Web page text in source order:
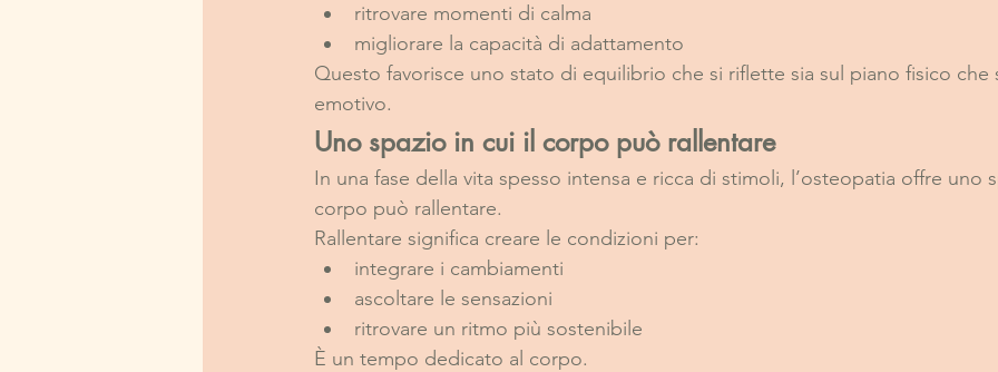
ritrovare momenti di calma
migliorare la capacità di adattamento
Questo favorisce uno stato di equilibrio che si riflette sia sul piano fisico che
emotivo.
Uno spazio in cui il corpo può rallentare
In una fase della vita spesso intensa e ricca di stimoli, l’osteopatia offre uno
corpo può rallentare.
Rallentare significa creare le condizioni per:
integrare i cambiamenti
ascoltare le sensazioni
ritrovare un ritmo più sostenibile
È un tempo dedicato al corpo.